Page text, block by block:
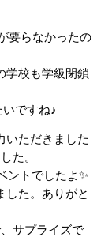
要らなかったの
学校も学級閉鎖
ですね♪
いただきました
た。
ントでしたよ✨
した。ありがと
サプライズで